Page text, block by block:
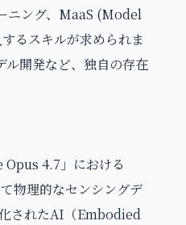
ニング、MaaS (Model
るスキルが求められま
ル開発など、独自の存在
4.7」における
物理的なセンシングデ
されたAI（Embodied